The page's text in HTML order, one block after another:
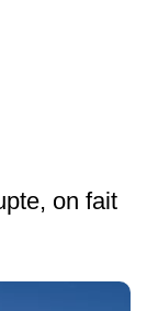
on fait